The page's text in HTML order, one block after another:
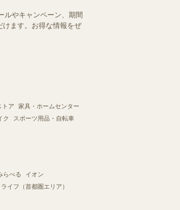
ルやキャンペーン、期間
けます。お得な情報をぜ
トア
家具・ホームセンター
ク
スポーツ用品・自転車
らべる
イオン
ライフ（首都圏エリア）